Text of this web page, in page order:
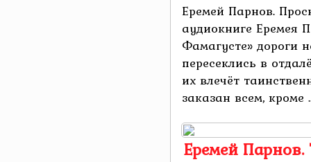
Еремей Парнов.
аудиокниге Еремея
Фамагусте» дороги
пересеклись в
их влечёт
заказан всем, кроме
Еремей